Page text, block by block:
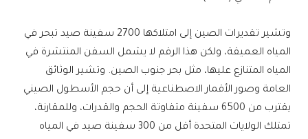
وتشير تقديرات الصين إلى امتلاكها 2700 سفينة صيد تبحر في
المياه العميقة، ولكن هذا الرقم لا يشمل السفن المنتشرة في
المياه المتنازع عليها، مثل بحر جنوب الصين. وتشير الوثائق
العامة وصور الأقمار الاصطناعية إلى أن حجم الأسطول الصيني
يقترب من 6500 سفينة متفاوتة الحجم والقدرات، وللمقارنة،
تمتلك الولايات المتحدة أقل من 300 سفينة صيد في المياه